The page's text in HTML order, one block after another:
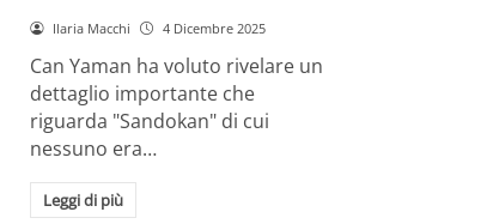
Ilaria Macchi 4 Dicembre 2025
Can Yaman ha voluto rivelare un
dettaglio importante che
riguarda "Sandokan" di cui
nessuno era…
Leggi di più